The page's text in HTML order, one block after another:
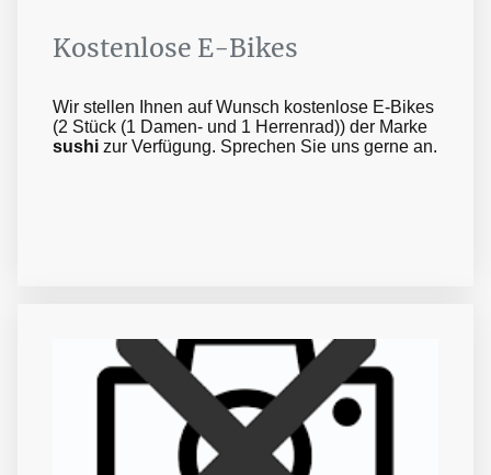
Kostenlose E-Bikes
Wir stellen Ihnen auf Wunsch kostenlose E-Bikes
(2 Stück (1 Damen- und 1 Herrenrad)) der Marke
sushi zur Verfügung. Sprechen Sie uns gerne an.